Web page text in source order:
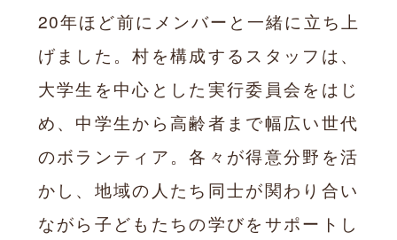
20年ほど前にメンバーと一緒に立ち上
げました。村を構成するスタッフは、
大学生を中心とした実行委員会をはじ
め、中学生から高齢者まで幅広い世代
のボランティア。各々が得意分野を活
かし、地域の人たち同士が関わり合い
ながら子どもたちの学びをサポートし